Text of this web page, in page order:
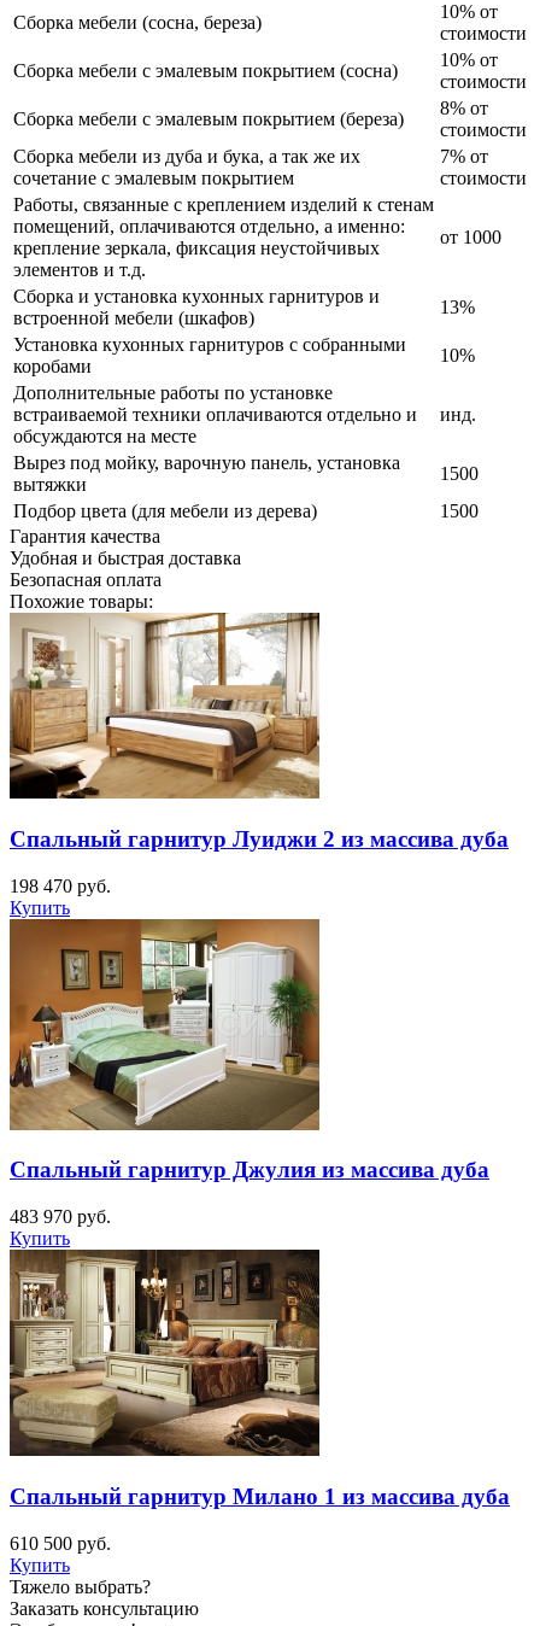
Сборка мебели (сосна, береза)
10% от
стоимости
Сборка мебели с эмалевым покрытием (сосна)
10% от
стоимости
Сборка мебели с эмалевым покрытием (береза)
8% от
стоимости
Сборка мебели из дуба и бука, а так же их
сочетание с эмалевым покрытием
7% от
стоимости
Работы, связанные с креплением изделий к стенам
помещений, оплачиваются отдельно, а именно:
крепление зеркала, фиксация неустойчивых
элементов и т.д.
от 1000
Сборка и установка кухонных гарнитуров и
встроенной мебели (шкафов)
13%
Установка кухонных гарнитуров с собранными
коробами
10%
Дополнительные работы по установке
встраиваемой техники оплачиваются отдельно и
обсуждаются на месте
инд.
Вырез под мойку, варочную панель, установка
вытяжки
1500
Подбор цвета (для мебели из дерева)
1500
Гарантия качества
Удобная и быстрая доставка
Безопасная оплата
Похожие товары:
Спальный гарнитур Луиджи 2 из массива дуба
198 470 руб.
Купить
Спальный гарнитур Джулия из массива дуба
483 970 руб.
Купить
Спальный гарнитур Милано 1 из массива дуба
610 500 руб.
Купить
Тяжело выбрать?
Заказать консультацию